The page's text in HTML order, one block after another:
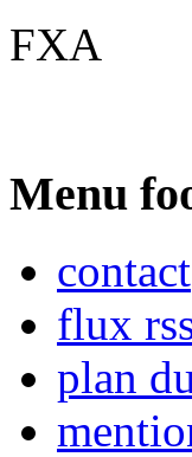
FXA
Menu
contact
flux
plan